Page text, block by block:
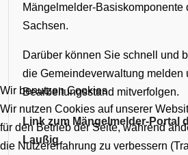
Mängelmelder-Basiskomponente
Sachsen.
Darüber können Sie schnell und
die Gemeindeverwaltung melden
Bearbeitungsstand mitverfolgen.
Link zum Mängelmelder-Portal
Laußig
Wir benutzen Cookies
Wir nutzen Cookies auf unserer
für den Betrieb der Seite, während
die Nutzererfahrung zu verbessern